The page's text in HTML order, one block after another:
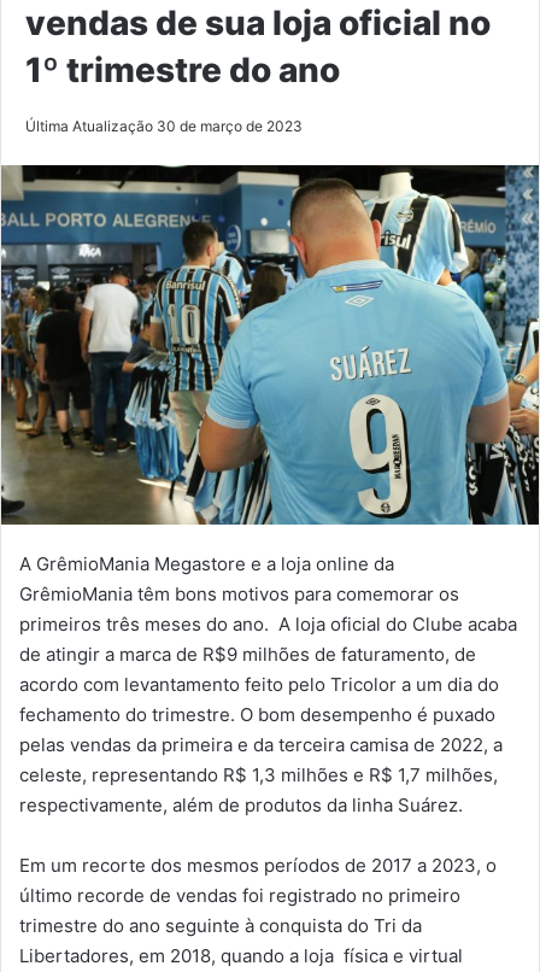
vendas de sua loja oficial no
1º trimestre do ano
Última Atualização 30 de março de 2023
A GrêmioMania Megastore e a loja online da
GrêmioMania têm bons motivos para comemorar os
primeiros três meses do ano. A loja oficial do Clube acaba
de atingir a marca de R$9 milhões de faturamento, de
acordo com levantamento feito pelo Tricolor a um dia do
fechamento do trimestre. O bom desempenho é puxado
pelas vendas da primeira e da terceira camisa de 2022, a
celeste, representando R$ 1,3 milhões e R$ 1,7 milhões,
respectivamente, além de produtos da linha Suárez.
Em um recorte dos mesmos períodos de 2017 a 2023, o
último recorde de vendas foi registrado no primeiro
trimestre do ano seguinte à conquista do Tri da
Libertadores, em 2018, quando a loja física e virtual